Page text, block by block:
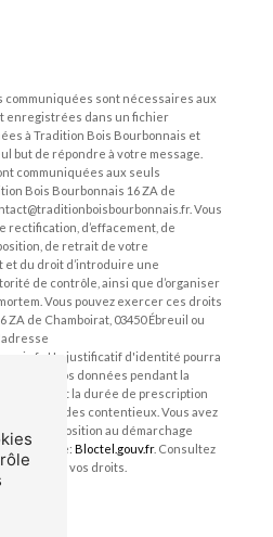
sont nécessaires aux
enregistrées dans un fichier
à Tradition Bois Bourbonnais et
but de répondre à votre message.
communiquées aux seuls
Bois Bourbonnais 16 ZA de
Vous
rectification, d’effacement, de
de retrait de votre
et du droit d’introduire une
de contrôle, ainsi que d’organiser
Vous pouvez exercer ces droits
ZA de Chamboirat, 03450 Ébreuil ou
Un justificatif d'identité pourra
vos données pendant la
pendant la durée de prescription
de gestion des contentieux. Vous avez
liste d'opposition au démarchage
adresse:
Bloctel.gouv.fr. Consultez
sur vos droits.